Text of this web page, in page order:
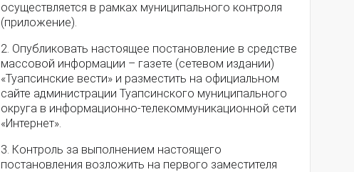
осуществляется в рамках муниципального контроля
(приложение).
2. Опубликовать настоящее постановление в средстве
массовой информации – газете (сетевом издании)
«Туапсинские вести» и разместить на официальном
сайте администрации Туапсинского муниципального
округа в информационно-телекоммуникационной сети
«Интернет».
3. Контроль за выполнением настоящего
постановления возложить на первого заместителя